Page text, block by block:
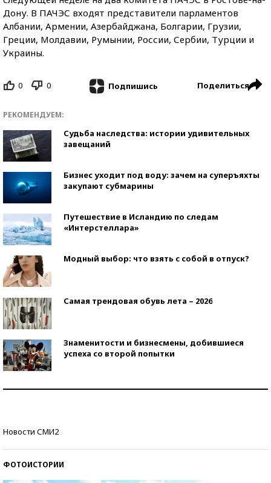
Дону. В ПАЧЭС входят представители парламентов
Албании, Армении, Азербайджана, Болгарии, Грузии,
Греции, Молдавии, Румынии, России, Сербии, Турции и
Украины.
0 0 Подпишись Поделиться
РЕКОМЕНДУЕМ:
Судьба наследства: истории удивительных
завещаний
Бизнес уходит под воду: зачем на суперъяхты
закупают субмарины
Путешествие в Исландию по следам
«Интерстеллара»
Модный выбор: что взять с собой в отпуск?
Самая трендовая обувь лета – 2026
Знаменитости и бизнесмены, добившиеся
успеха со второй попытки
Новости СМИ2
ФОТОИСТОРИИ